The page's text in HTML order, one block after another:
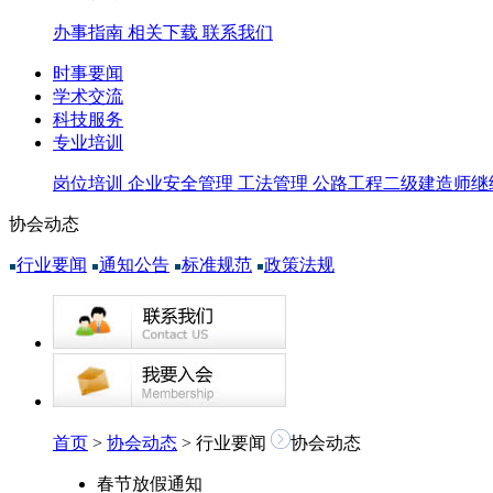
办事指南 相关下载 联系我们
时事要闻
学术交流
科技服务
专业培训
岗位培训 企业安全管理 工法管理 公路工程二级建造师继
协会动态
行业要闻 通知公告 标准规范 政策法规
首页 > 协会动态 > 行业要闻 协会动态
春节放假通知